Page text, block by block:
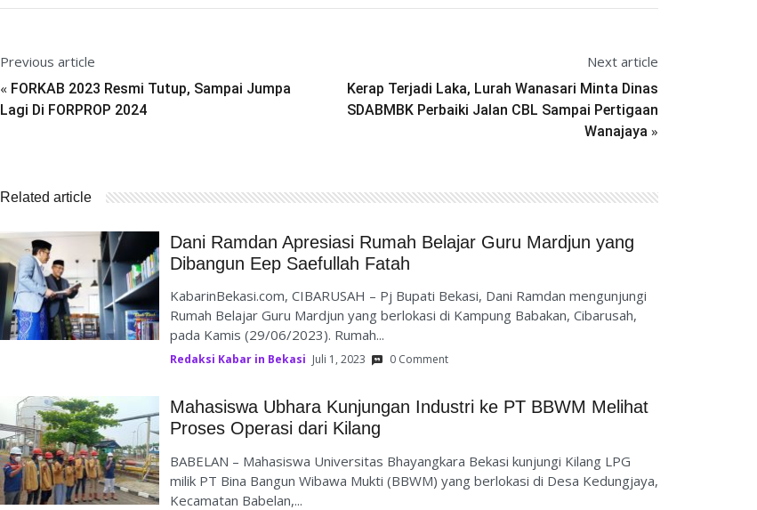
Previous article
« FORKAB 2023 Resmi Tutup, Sampai Jumpa
Lagi Di FORPROP 2024
Next article
Kerap Terjadi Laka, Lurah Wanasari Minta Dinas
SDABMBK Perbaiki Jalan CBL Sampai Pertigaan
Wanajaya »
Related article
Dani Ramdan Apresiasi Rumah Belajar Guru Mardjun yang
Dibangun Eep Saefullah Fatah
KabarinBekasi.com, CIBARUSAH – Pj Bupati Bekasi, Dani Ramdan mengunjungi
Rumah Belajar Guru Mardjun yang berlokasi di Kampung Babakan, Cibarusah,
pada Kamis (29/06/2023). Rumah...
Redaksi Kabar in Bekasi Juli 1, 2023 0 Comment
Mahasiswa Ubhara Kunjungan Industri ke PT BBWM Melihat
Proses Operasi dari Kilang
BABELAN – Mahasiswa Universitas Bhayangkara Bekasi kunjungi Kilang LPG
milik PT Bina Bangun Wibawa Mukti (BBWM) yang berlokasi di Desa Kedungjaya,
Kecamatan Babelan,...